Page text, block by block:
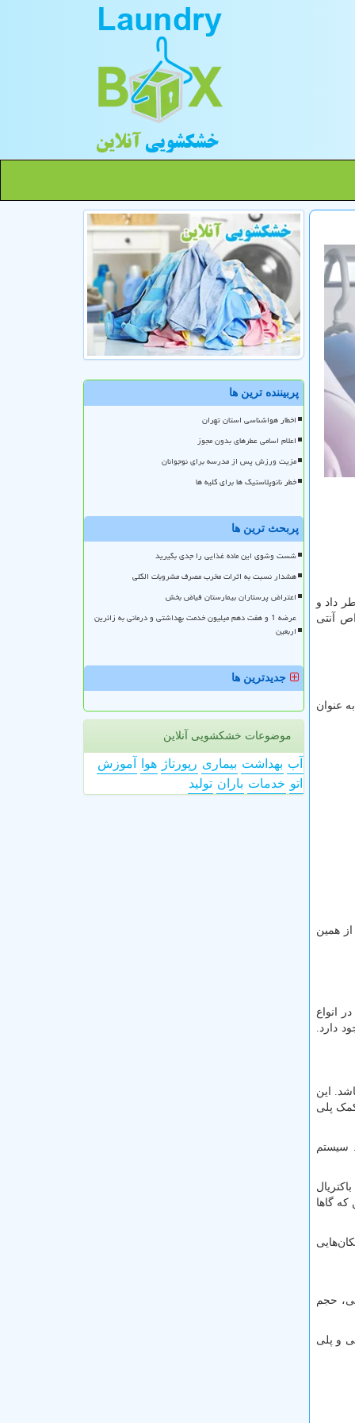
داد و
آنتی
عنوان
همین
در انواع
دارد.
این
پلی
سیستم
گاها
حجم
و پلی
پربیننده ترین ها
اخطار هواشناسی استان تهران
اعلام اسامی عطرهای بدون مجوز
مزیت ورزش پس از مدرسه برای نوجوانان
خطر نانوپلاستیک ها برای کلیه ها
پربحث ترین ها
شست وشوی این ماده غذایی را جدی بگیرید
هشدار نسبت به اثرات مخرب مصرف مشروبات الکلی
اعتراض پرستاران بیمارستان فیاض بخش
عرضه 1 و هفت دهم میلیون خدمت بهداشتی و درمانی به زائرین
اربعین
جدیدترین ها
موضوعات خشکشویی آنلاین
آب بهداشت بیماری رپورتاژ هوا
آموزش
اتو خدمات باران تولید